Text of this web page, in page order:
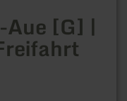
[G] |